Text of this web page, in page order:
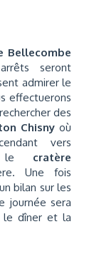
Bellecombe
seront
admirer le
effectuerons
des
Chisny où
vers
le cratère
Une fois
bilan sur les
journée sera
le dîner et la